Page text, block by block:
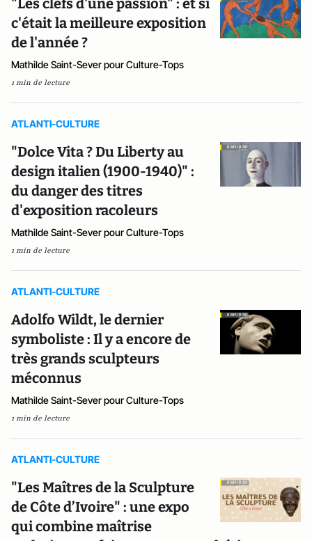
"Les clefs d'une passion" : et si
c'était la meilleure exposition
de l'année ?
Mathilde Saint-Sever pour Culture-Tops
1 min de lecture
ATLANTI-CULTURE
"Dolce Vita ? Du Liberty au
design italien (1900-1940)" :
du danger des titres
d'exposition racoleurs
Mathilde Saint-Sever pour Culture-Tops
1 min de lecture
ATLANTI-CULTURE
Adolfo Wildt, le dernier
symboliste : Il y a encore de
très grands sculpteurs
méconnus
Mathilde Saint-Sever pour Culture-Tops
1 min de lecture
ATLANTI-CULTURE
"Les Maîtres de la Sculpture
de Côte d’Ivoire" : une expo
qui combine maîtrise